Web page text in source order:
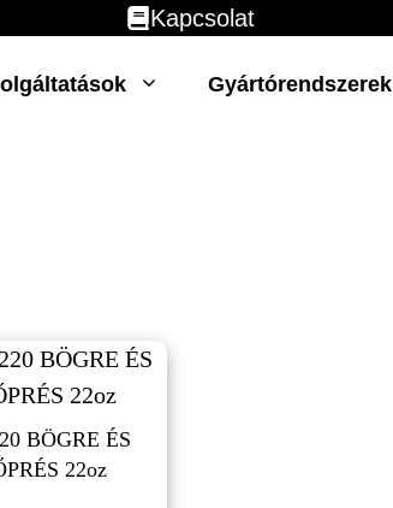
Kapcsolat
Gyártórendszerek
BÖGRE ÉS
22oz